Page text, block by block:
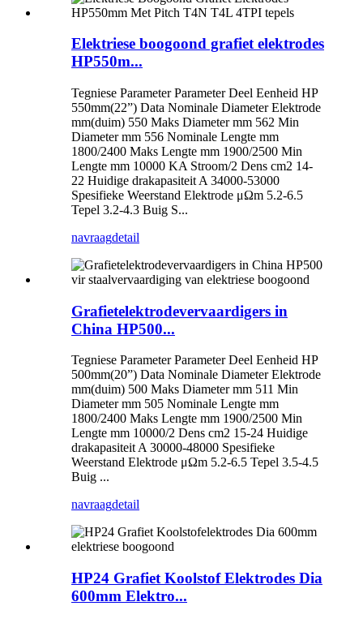
Elektriese boogoond grafiet elektrodes
HP550m...
Tegniese Parameter Parameter Deel Eenheid HP
550mm(22”) Data Nominale Diameter Elektrode
mm(duim) 550 Maks Diameter mm 562 Min
Diameter mm 556 Nominale Lengte mm
1800/2400 Maks Lengte mm 1900/2500 Min
Lengte mm 10000 KA Stroom/2 Dens cm2 14-
22 Huidige drakapasiteit A 34000-53000
Spesifieke Weerstand Elektrode μΩm 5.2-6.5
Tepel 3.2-4.3 Buig S...
navraagdetail
Grafietelektrodevervaardigers in
China HP500...
Tegniese Parameter Parameter Deel Eenheid HP
500mm(20”) Data Nominale Diameter Elektrode
mm(duim) 500 Maks Diameter mm 511 Min
Diameter mm 505 Nominale Lengte mm
1800/2400 Maks Lengte mm 1900/2500 Min
Lengte mm 10000/2 Dens cm2 15-24 Huidige
drakapasiteit A 30000-48000 Spesifieke
Weerstand Elektrode μΩm 5.2-6.5 Tepel 3.5-4.5
Buig ...
navraagdetail
HP24 Grafiet Koolstof Elektrodes Dia
600mm Elektro...